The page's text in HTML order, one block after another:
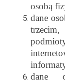
osobą
dane
dane